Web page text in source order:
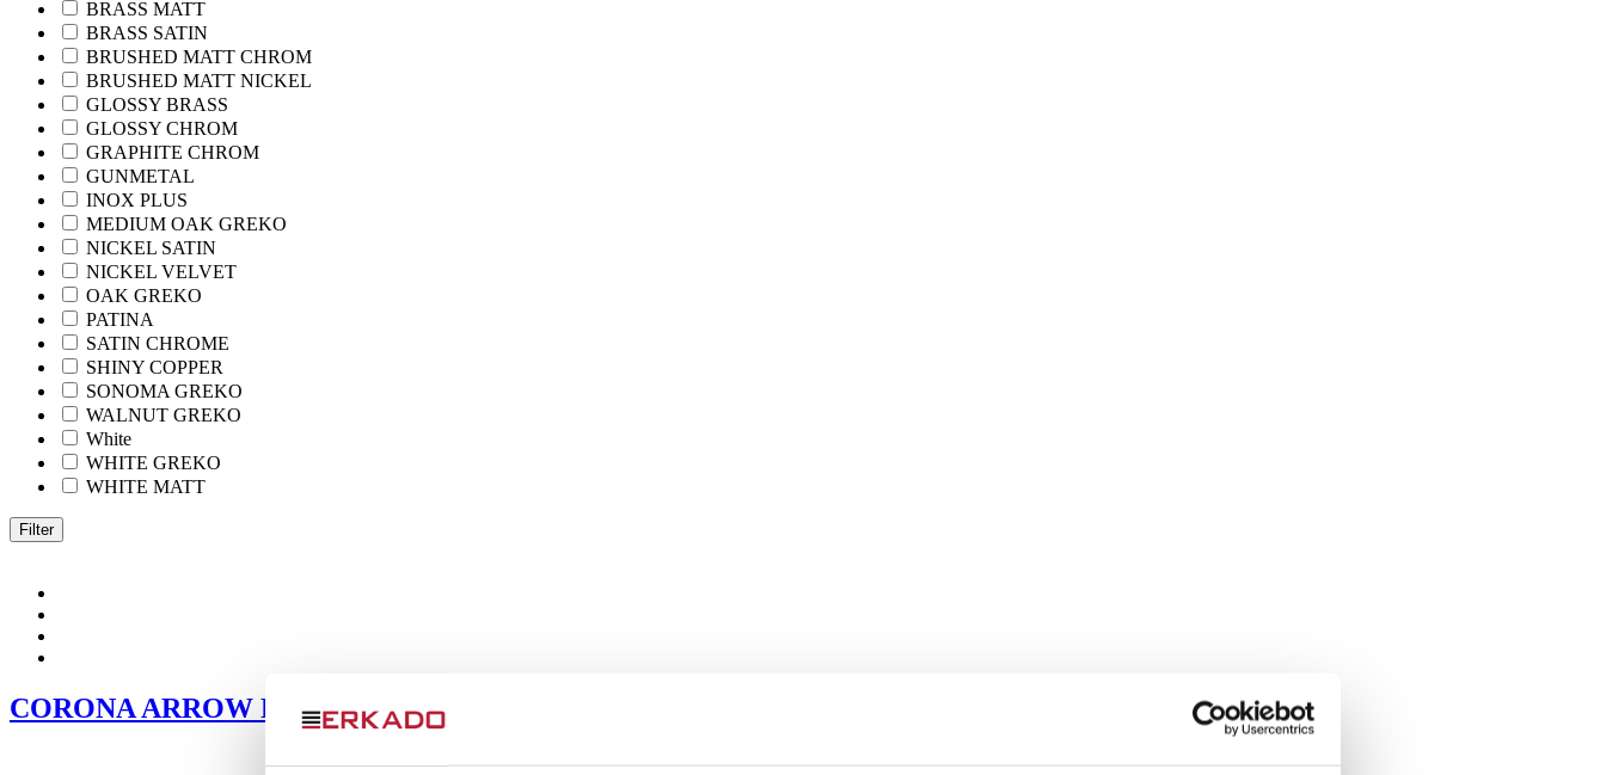
BRASS MATT
BRASS SATIN
BRUSHED MATT CHROM
BRUSHED MATT NICKEL
GLOSSY BRASS
GLOSSY CHROM
GRAPHITE CHROM
GUNMETAL
INOX PLUS
MEDIUM OAK GREKO
NICKEL SATIN
NICKEL VELVET
OAK GREKO
PATINA
SATIN CHROME
SHINY COPPER
SONOMA GREKO
WALNUT GREKO
White
WHITE GREKO
WHITE MATT
Filter
CORONA ARROW R handle